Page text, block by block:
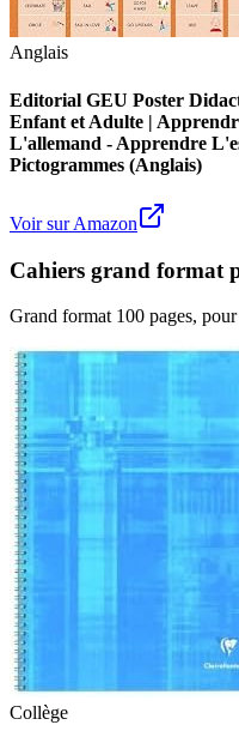
Anglais
Editorial GEU Poster
Enfant et Adulte |
L'allemand - Apprendre
Pictogrammes (Anglais)
Voir sur Amazon
Cahiers grand format
Grand format 100 pages, pour
Collège